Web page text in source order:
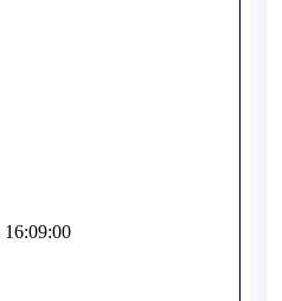
16:09:00